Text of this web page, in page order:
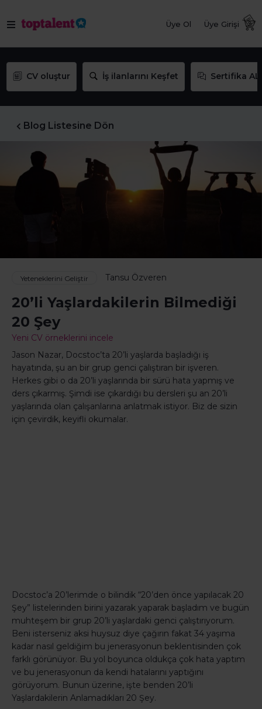
Üye Ol Üye Girişi
CV oluştur İş ilanlarını Keşfet Sertifika AL
Blog Listesine Dön
Yeteneklerini Geliştir Tansu Özveren
20’li Yaşlardakilerin Bilmediği
20 Şey
Yeni CV örneklerini incele
Jason Nazar, Docstoc’ta 20’li yaşlarda başladığı iş
hayatında, şu an bir grup genci çalıştıran bir işveren.
Herkes gibi o da 20’li yaşlarında bir sürü hata yapmış ve
ders çıkarmış. Şimdi ise çıkardığı bu dersleri şu an 20’li
yaşlarında olan çalışanlarına anlatmak istiyor. Biz de sizin
için çevirdik, keyifli okumalar.
Docstoc’a 20’lerimde o bilindik “20’den önce yapılacak 20
Şey” listelerinden birini yazarak yaparak başladım ve bugün
muhteşem bir grup 20’li yaşlardaki genci çalıştırıyorum.
Beni isterseniz aksi huysuz diye çağırın fakat 34 yaşıma
kadar nasıl geldiğim bu jenerasyonun beklentisinden çok
farklı görünüyor. Bu yol boyunca oldukça çok hata yaptım
ve bu jenerasyonun da kendi hatalarını yaptığını
görüyorum. Bunun üzerine, işte benden 20’li
Yaşlardakilerin Anlamadıkları 20 Şey.